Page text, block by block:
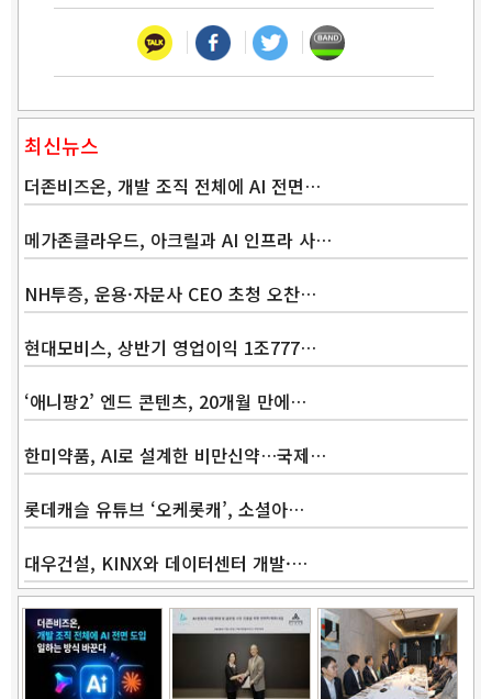
최신뉴스
더존비즈온, 개발 조직 전체에 AI 전면…
메가존클라우드, 아크릴과 AI 인프라 사…
NH투증, 운용·자문사 CEO 초청 오찬…
현대모비스, 상반기 영업이익 1조777…
‘애니팡2’ 엔드 콘텐츠, 20개월 만에…
한미약품, AI로 설계한 비만신약…국제…
롯데캐슬 유튜브 ‘오케롯캐’, 소셜아…
대우건설, KINX와 데이터센터 개발·…